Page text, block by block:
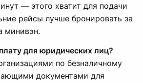
— этого хватит для подачи
рейсы лучше бронировать за
минивэн.
для юридических лиц?
по безналичному
документами для